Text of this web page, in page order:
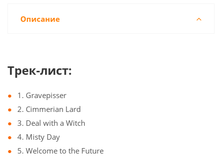
Описание
Трек-лист:
1. Gravepisser
2. Cimmerian Lard
3. Deal with a Witch
4. Misty Day
5. Welcome to the Future